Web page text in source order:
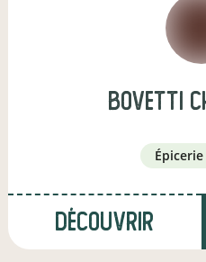
bovetti
Découvrir